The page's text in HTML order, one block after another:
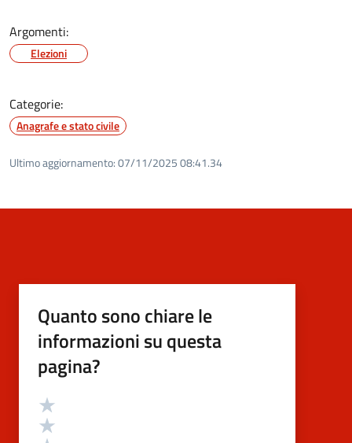
Argomenti:
Elezioni
Categorie:
Anagrafe e stato civile
Ultimo aggiornamento:07/11/2025 08:41.34
Quanto sono chiare le
informazioni su questa
pagina?
Valutazione